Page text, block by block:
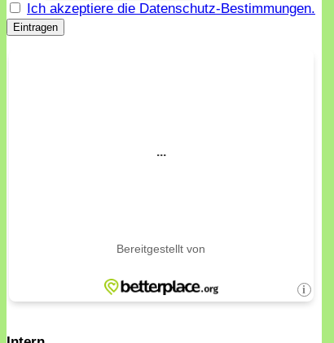
Ich akzeptiere die Datenschutz-Bestimmungen.